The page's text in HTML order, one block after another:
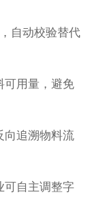
自动校验替代
可用量，避免
向追溯物料流
可自主调整字